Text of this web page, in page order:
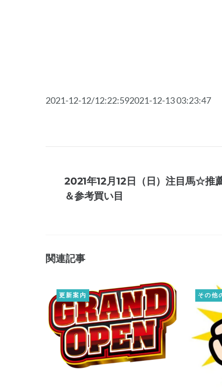
2021-12-12/12:22:592021-12-13 03:23:47
2021年12月12日（日）注目馬☆推
＆参考買い目
関連記事
更新案内 その他